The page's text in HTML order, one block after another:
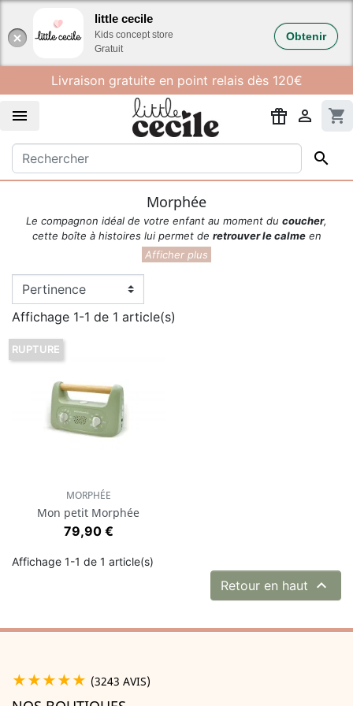
little cecile
Kids concept store
Gratuit
Obtenir
Livraison gratuite en point relais dès 120€
  shopping_cart

Morphée
Le compagnon idéal de votre enfant au moment du coucher,
cette boîte à histoires lui permet de retrouver le calmeen
journée.
A lire aussi :Comparateur des boites à histoires Yoto Player, Mon
Petit Morphée ou FABA+ ?
Affichage 1-1 de 1 article(s)
MORPHÉE
Mon petit Morphée
Prix
79,90 €
RUPTURE
Affichage 1-1 de 1 article(s)
Retour en haut 
★★★★★ (3243 AVIS)